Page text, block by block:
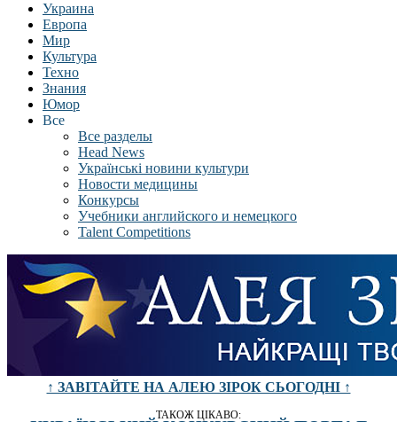
Украина
Европа
Мир
Культура
Техно
Знания
Юмор
Все
Все разделы
Head News
Українські новини культури
Новости медицины
Конкурсы
Учебники английского и немецкого
Talent Competitions
↑ ЗАВІТАЙТЕ НА АЛЕЮ ЗІРОК СЬОГОДНІ ↑
ТАКОЖ ЦІКАВО: